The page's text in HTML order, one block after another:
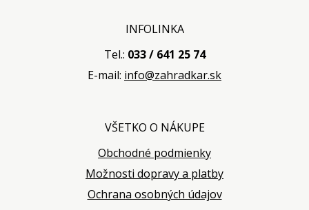
INFOLINKA
Tel.: 033 / 641 25 74
E-mail: info@zahradkar.sk
VŠETKO O NÁKUPE
Obchodné podmienky
Možnosti dopravy a platby
Ochrana osobných údajov